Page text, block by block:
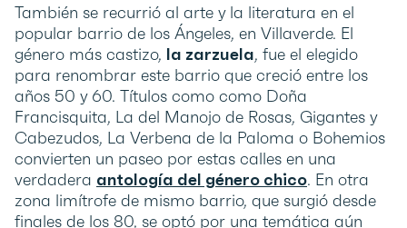
También se recurrió al arte y la literatura en el
popular barrio de los Ángeles, en Villaverde. El
género más castizo, la zarzuela, fue el elegido
para renombrar este barrio que creció entre los
años 50 y 60. Títulos como como Doña
Francisquita, La del Manojo de Rosas, Gigantes y
Cabezudos, La Verbena de la Paloma o Bohemios
convierten un paseo por estas calles en una
verdadera antología del género chico. En otra
zona limítrofe de mismo barrio, que surgió desde
finales de los 80, se optó por una temática aún